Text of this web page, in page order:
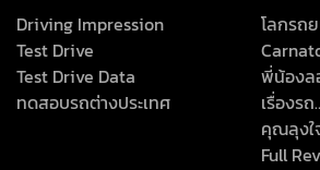
Driving Impression
Test Drive
Test Drive Data
ทดสอบรถต่างประเทศ
โลกรถ
พี่น้องล
เรื่องร
คุณลุงใ
Full